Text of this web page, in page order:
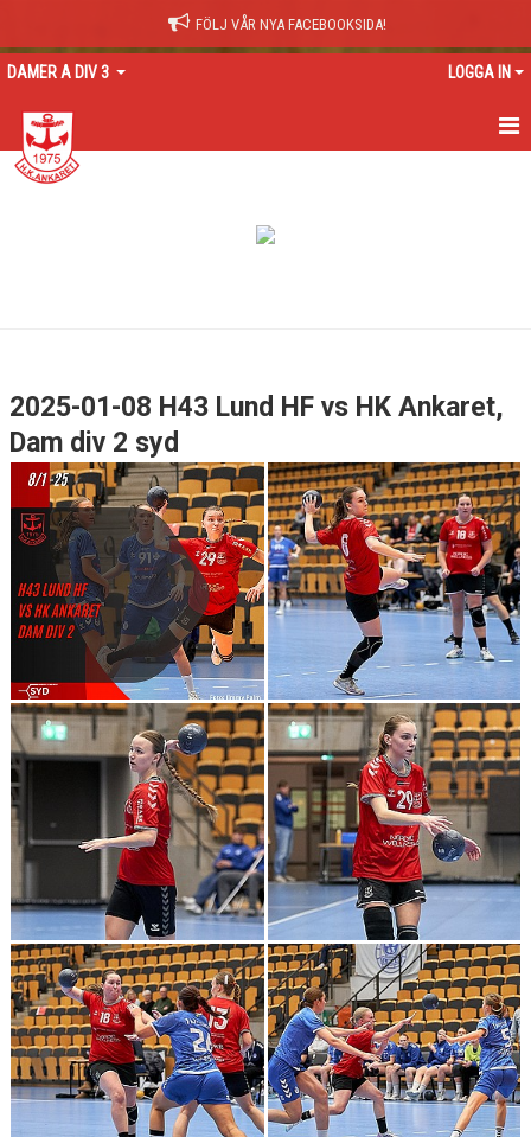
FÖLJ VÅR NYA FACEBOOKSIDA!
DAMER A DIV 3 LOGGA IN
HEM
BILDGALLERI
DOKUMENT
KONTAKT
MATCHER
2025-01-08 H43 Lund HF vs HK Ankaret,
Dam div 2 syd